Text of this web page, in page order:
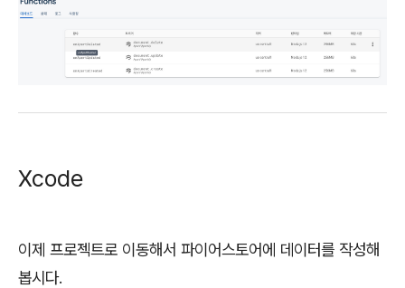
Xcode
이제 프로젝트로 이동해서 파이어스토어에 데이터를 작성해
봅시다.